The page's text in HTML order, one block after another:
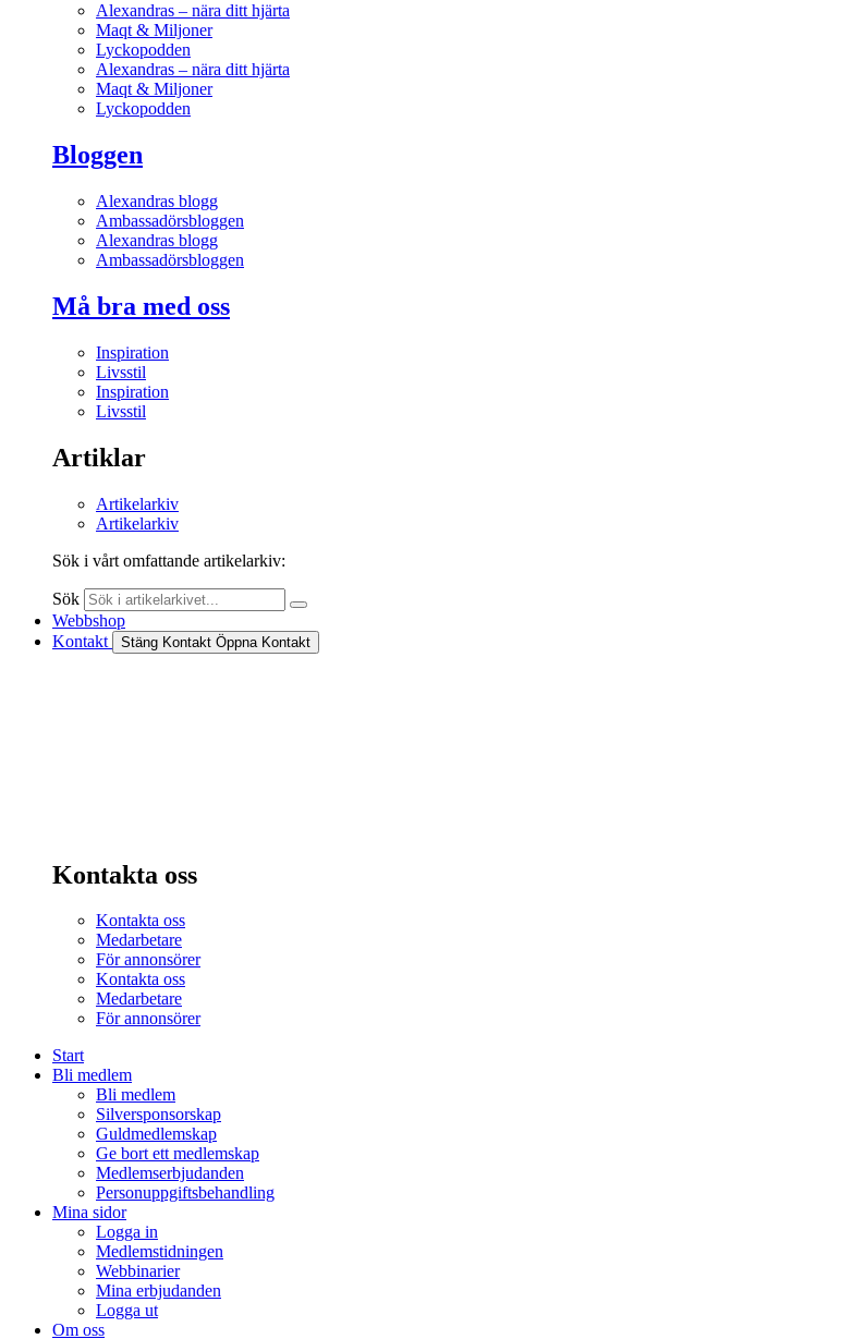
Alexandras – nära ditt hjärta
Maqt & Miljoner
Lyckopodden
Alexandras – nära ditt hjärta
Maqt & Miljoner
Lyckopodden
Bloggen
Alexandras blogg
Ambassadörsbloggen
Alexandras blogg
Ambassadörsbloggen
Må bra med oss
Inspiration
Livsstil
Inspiration
Livsstil
Artiklar
Artikelarkiv
Artikelarkiv
Sök i vårt omfattande artikelarkiv:
Sök
Webbshop
Kontakt
Stäng Kontakt Öppna Kontakt
Kontakta oss
Kontakta oss
Medarbetare
För annonsörer
Kontakta oss
Medarbetare
För annonsörer
Start
Bli medlem
Bli medlem
Silversponsorskap
Guldmedlemskap
Ge bort ett medlemskap
Medlemserbjudanden
Personuppgiftsbehandling
Mina sidor
Logga in
Medlemstidningen
Webbinarier
Mina erbjudanden
Logga ut
Om oss